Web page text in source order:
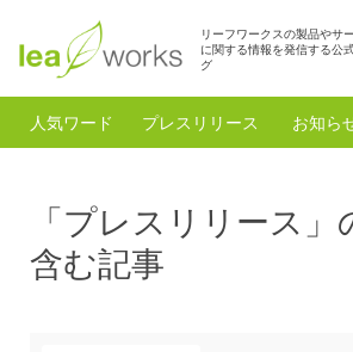
リーフワークスの製品やサ
に関する情報を発信する公
グ
人気ワード プレスリリース お知ら
「プレスリリース」
含む記事